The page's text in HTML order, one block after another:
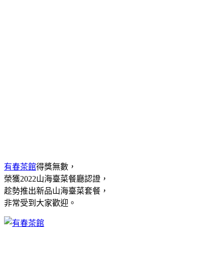
有春茶館得獎無數，
榮獲2022山海臺菜餐廳認證，
趁勢推出新品山海臺菜套餐，
非常受到大家歡迎。